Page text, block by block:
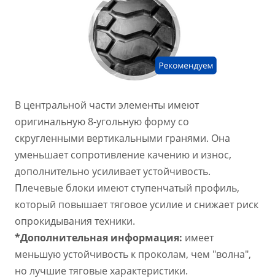
В центральной части элементы имеют
оригинальную 8-угольную форму со
скругленными вертикальными гранями. Она
уменьшает сопротивление качению и износ,
дополнительно усиливает устойчивость.
Плечевые блоки имеют ступенчатый профиль,
который повышает тяговое усилие и снижает риск
опрокидывания техники.
*Дополнительная информация: имеет
меньшую устойчивость к проколам, чем "волна",
но лучшие тяговые характеристики.